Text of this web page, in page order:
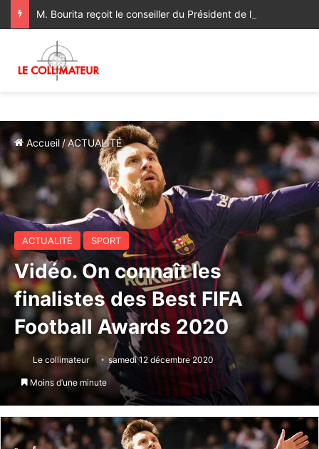
Accueil /ACTUALITÉ
ACTUALITÉ SPORT
Vidéo. On connaît les
finalistes des Best FIFA
Football Awards 2020
Le collimateur samedi 12 décembre 2020
Moins d’une minute